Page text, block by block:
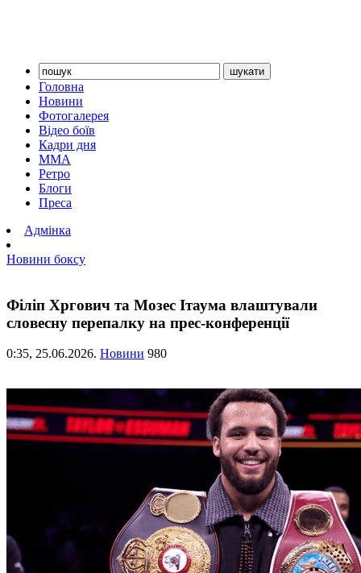
Головна
Новини
Фотогалерея
Відео боїв
Кадри дня
ММА
Ретро
Блоги
Преса
Адмінка
Новини боксу
Філіп Хргович та Мозес Ітаума влаштували
словесну перепалку на прес-конференції
0:35, 25.06.2026. Новини 980